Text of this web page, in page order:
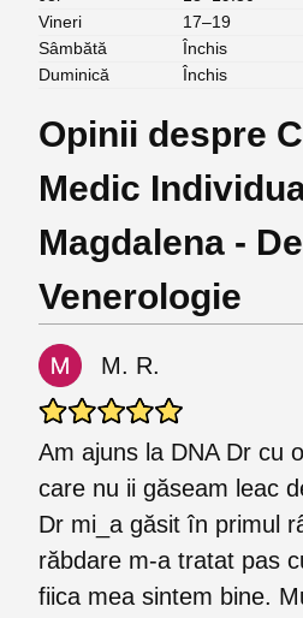
Vineri
17–19
Sâmbătă
Închis
Duminică
Închis
Opinii despre
Medic
Magdalena -
Venerologie
M. R.
Am ajuns la DNA Dr cu
care nu ii găseam leac
Dr mi_a găsit în primul
răbdare m-a tratat pas
fiica mea sintem bine.